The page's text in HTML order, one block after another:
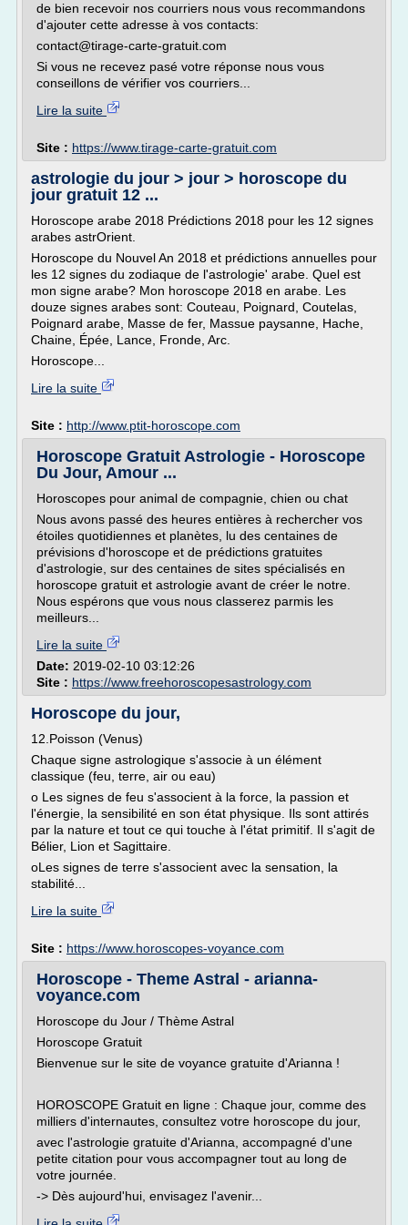
de bien recevoir nos courriers nous vous recommandons
d'ajouter cette adresse à vos contacts:
contact@tirage-carte-gratuit.com
Si vous ne recevez pasé votre réponse nous vous
conseillons de vérifier vos courriers...
Lire la suite
Site : https://www.tirage-carte-gratuit.com
astrologie du jour > jour > horoscope du
jour gratuit 12 ...
Horoscope arabe 2018 Prédictions 2018 pour les 12 signes
arabes astrOrient.
Horoscope du Nouvel An 2018 et prédictions annuelles pour
les 12 signes du zodiaque de l'astrologie' arabe. Quel est
mon signe arabe? Mon horoscope 2018 en arabe. Les
douze signes arabes sont: Couteau, Poignard, Coutelas,
Poignard arabe, Masse de fer, Massue paysanne, Hache,
Chaine, Épée, Lance, Fronde, Arc.
Horoscope...
Lire la suite
Site : http://www.ptit-horoscope.com
Horoscope Gratuit Astrologie - Horoscope
Du Jour, Amour ...
Horoscopes pour animal de compagnie, chien ou chat
Nous avons passé des heures entières à rechercher vos
étoiles quotidiennes et planètes, lu des centaines de
prévisions d'horoscope et de prédictions gratuites
d'astrologie, sur des centaines de sites spécialisés en
horoscope gratuit et astrologie avant de créer le notre.
Nous espérons que vous nous classerez parmis les
meilleurs...
Lire la suite
Date: 2019-02-10 03:12:26
Site : https://www.freehoroscopesastrology.com
Horoscope du jour,
12.Poisson (Venus)
Chaque signe astrologique s'associe à un élément
classique (feu, terre, air ou eau)
o Les signes de feu s'associent à la force, la passion et
l'énergie, la sensibilité en son état physique. Ils sont attirés
par la nature et tout ce qui touche à l'état primitif. Il s'agit de
Bélier, Lion et Sagittaire.
oLes signes de terre s'associent avec la sensation, la
stabilité...
Lire la suite
Site : https://www.horoscopes-voyance.com
Horoscope - Theme Astral - arianna-
voyance.com
Horoscope du Jour / Thème Astral
Horoscope Gratuit
Bienvenue sur le site de voyance gratuite d'Arianna !
HOROSCOPE Gratuit en ligne : Chaque jour, comme des
milliers d'internautes, consultez votre horoscope du jour,
avec l'astrologie gratuite d'Arianna, accompagné d'une
petite citation pour vous accompagner tout au long de
votre journée.
-> Dès aujourd'hui, envisagez l'avenir...